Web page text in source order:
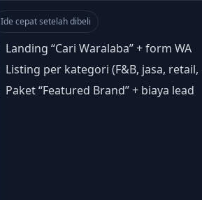
Ide cepat setelah dibeli
Landing “Cari Waralaba” + form WA
Listing per kategori (F&B, jasa, retail,
Paket “Featured Brand” + biaya lead